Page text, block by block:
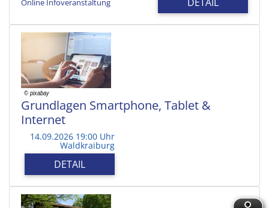
Grundlagen Smartphone, Tablet &
Internet
14.09.2026 19:00 Uhr
Waldkraiburg
DETAIL